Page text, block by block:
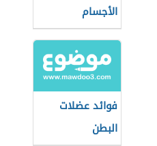
الأجسام
فوائد عضلات
البطن